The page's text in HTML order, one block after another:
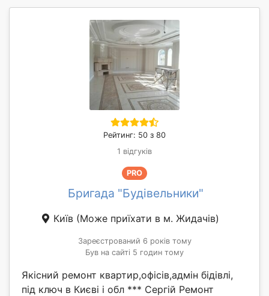
Рейтинг: 50 з 80
1 відгуків
PRO
Бригада "Будівельники"
Київ (Може приїхати в м. Жидачів)
Зареєстрований 6 років тому
Був на сайті 5 годин тому
Якісний ремонт квартир,офісів,адмін бідівлі,
під ключ в Києві і обл *** Сергій Ремонт